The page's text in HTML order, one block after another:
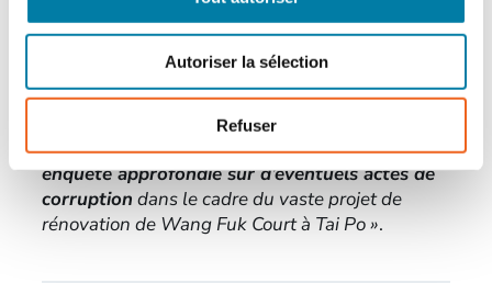
Autoriser la sélection
Refuser
S’agissant des suites de cetincendie à Hong
Kong survenu le mercredi 26 novembre 2025
la Commission indépendante contre la corruption
de Hong Kong (ICAC) a annoncéà travers un
le jeudi 27 novembre la création
d’une« cellule de crise chargée de mener une
enquête approfondie sur d’éventuels actes de
corruption dans le cadre du vaste projet de
rénovation de Wang Fuk Court à Tai Po ».